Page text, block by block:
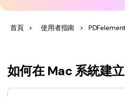
iPhone/iPad 版 PDFelement
雲端版
Document Cloud
建立 PDF
個人使用者
轉換 PDF
人氣名單
商業秘訣
PDF 表單解決方案
聯絡支援部門
首頁 > 使用者指南 >
如何在 Mac 系統建